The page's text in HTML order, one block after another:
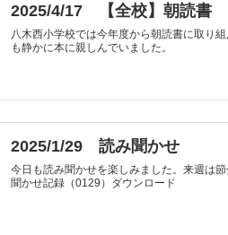
2025/4/17 【全校】朝読書
八木西小学校では今年度から朝読書に取り
も静かに本に親しんでいました。
2025/1/29 読み聞かせ
今日も読み聞かせを楽しみました。来週は節
聞かせ記録（0129）ダウンロード